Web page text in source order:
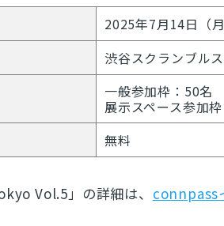
2025年7月14日（
渋谷スクランブル
一般参加枠：50名
展示スペース参加
無料
Vol.5」の詳細は、 connpass